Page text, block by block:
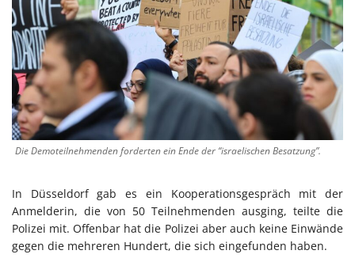
Die Demoteilnehmenden forderten ein Ende der “israelischen Besatzung”.
In Düsseldorf gab es ein Kooperationsgespräch mit der
Anmelderin, die von 50 Teilnehmenden ausging, teilte die
Polizei mit. Offenbar hat die Polizei aber auch keine Einwände
gegen die mehreren Hundert, die sich eingefunden haben.